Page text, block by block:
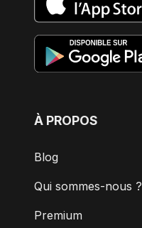
À PROPOS
Blog
Qui sommes-nous ?
Premium